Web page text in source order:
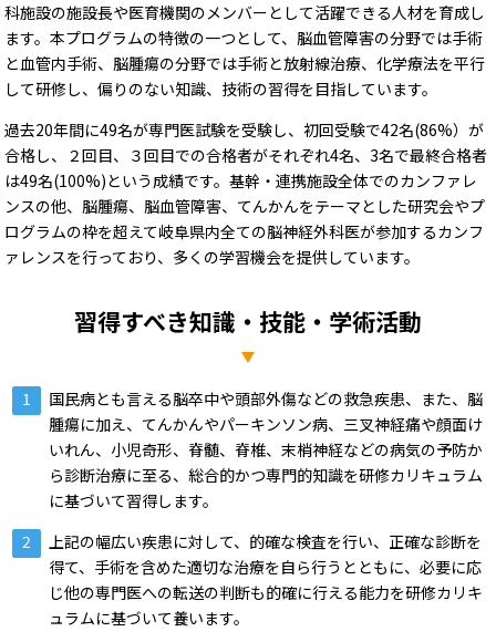
科施設の施設長や医育機関のメンバーとして活躍できる人材を育成し
ます。本プログラムの特徴の一つとして、脳血管障害の分野では手術
と血管内手術、脳腫瘍の分野では手術と放射線治療、化学療法を平行
して研修し、偏りのない知識、技術の習得を目指しています。
過去20年間に49名が専門医試験を受験し、初回受験で42名(86%）が
合格し、２回目、３回目での合格者がそれぞれ4名、3名で最終合格者
は49名(100%)という成績です。基幹・連携施設全体でのカンファレ
ンスの他、脳腫瘍、脳血管障害、てんかんをテーマとした研究会やプ
ログラムの枠を超えて岐阜県内全ての脳神経外科医が参加するカンフ
ァレンスを行っており、多くの学習機会を提供しています。
習得すべき知識・技能・学術活動
国民病とも言える脳卒中や頭部外傷などの救急疾患、また、脳
腫瘍に加え、てんかんやパーキンソン病、三叉神経痛や顔面け
いれん、小児奇形、脊髄、脊椎、末梢神経などの病気の予防か
ら診断治療に至る、総合的かつ専門的知識を研修カリキュラム
に基づいて習得します。
上記の幅広い疾患に対して、的確な検査を行い、正確な診断を
得て、手術を含めた適切な治療を自ら行うとともに、必要に応
じ他の専門医への転送の判断も的確に行える能力を研修カリキ
ュラムに基づいて養います。